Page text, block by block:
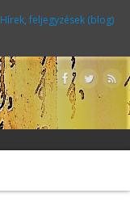
Hírek, feljegyzések (blog)